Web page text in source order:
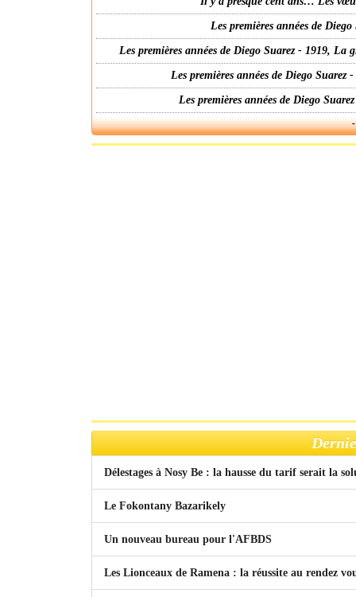
Les premières années de
Les premières années de Diego Suarez - 1919,
Les premières années de Diego
Les premières années de Diego
Délestages à Nosy Be : la hausse du tarif serait la
Le Fokontany Bazarikely
Un nouveau bureau pour l'AFBDS
Les Lionceaux de Ramena : la réussite au rendez